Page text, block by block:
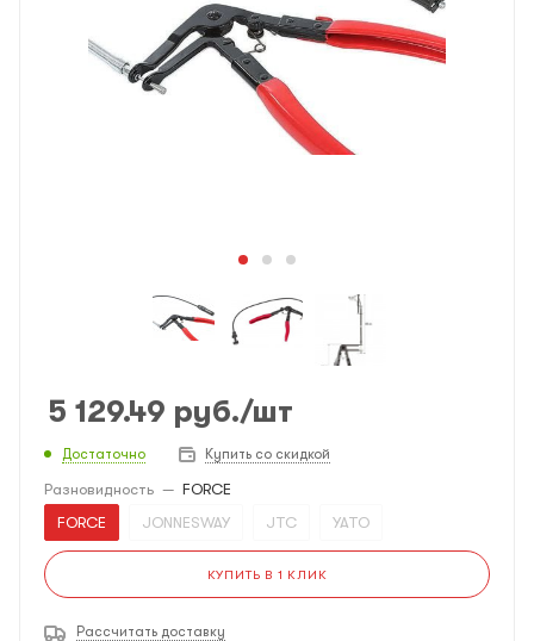
5 129.49 руб./шт
Достаточно Купить со скидкой
Разновидность — FORCE
FORCE
JONNESWAY JTC YATO
КУПИТЬ В 1 КЛИК
Рассчитать доставку